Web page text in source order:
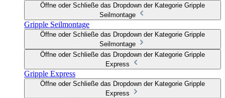
Öffne oder Schließe das Dropdown der Kategorie Gripple
Seilmontage
Gripple Seilmontage
Öffne oder Schließe das Dropdown der Kategorie Gripple
Seilmontage
Öffne oder Schließe das Dropdown der Kategorie Gripple
Express
Gripple Express
Öffne oder Schließe das Dropdown der Kategorie Gripple
Express